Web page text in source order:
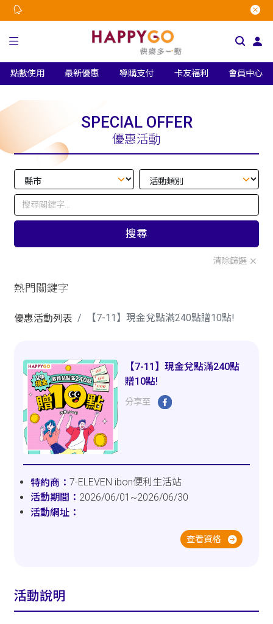
點數使用 最新優惠 導購支付 卡友福利 會員中心
SPECIAL OFFER
優惠活動
搜尋
清除篩選
熱門關鍵字
優惠活動列表 【7-11】現金兌點滿240點贈10點!
【7-11】現金兌點滿240點
贈10點!
分享至
7-ELEVEN ibon便利生活站
2026/06/01~2026/06/30
查看資格
活動說明